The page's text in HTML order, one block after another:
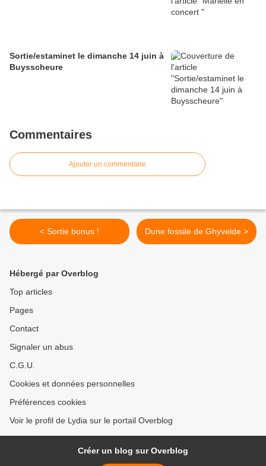
Sortie/estaminet le dimanche 14 juin à
Buysscheure
Commentaires
Ajouter un commentaire
< Sortie bonus ! Dune fossile de Ghyvelde >
Hébergé par Overblog
Top articles
Pages
Contact
Signaler un abus
C.G.U.
Cookies et données personnelles
Préférences cookies
Voir le profil de Lydia sur le portail Overblog
Créer un blog sur Overblog